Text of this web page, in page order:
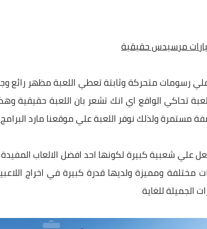
مرسيدس حقيقية
رسومات متحركة وثابتة تعطي اللعبة مظهر رائع
تحاكي الواقع اي انك تشعر بان اللعبة حقيقية
مستمرة ولذلك نوفر اللعبة علي موقعنا مارد
علي شعبية كبيرة لكونها احد افضل الالعاب المفيدة
مختلفة ومميزة ولديها قدرة كبيرة في اخراج
الجميلة للغاية